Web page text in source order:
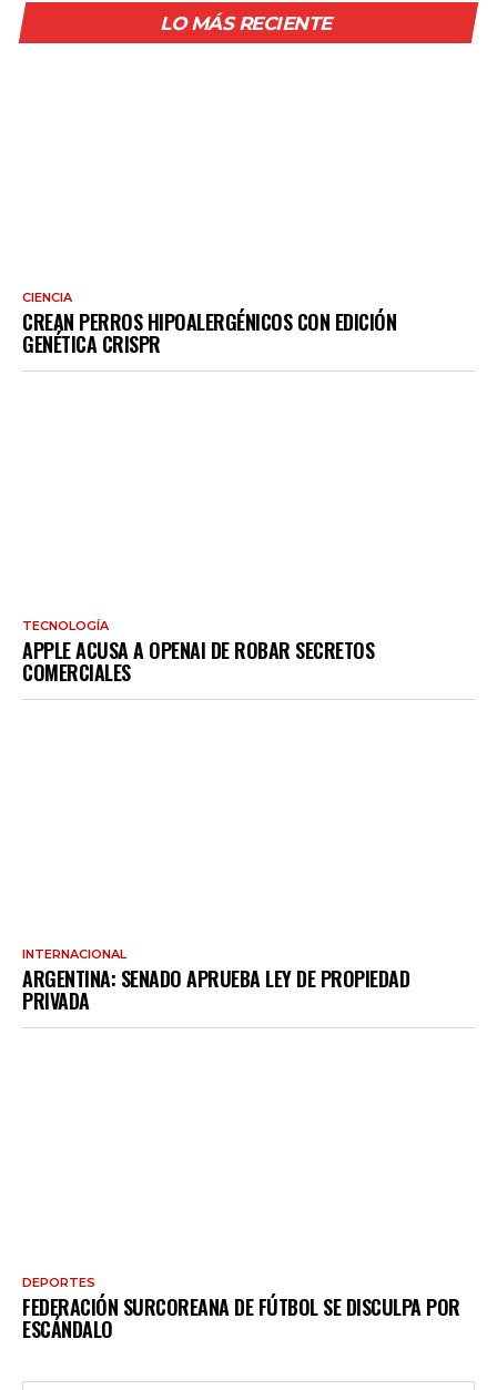
LO MÁS RECIENTE
CIENCIA
CREAN PERROS HIPOALERGÉNICOS CON EDICIÓN
GENÉTICA CRISPR
TECNOLOGÍA
APPLE ACUSA A OPENAI DE ROBAR SECRETOS
COMERCIALES
INTERNACIONAL
ARGENTINA: SENADO APRUEBA LEY DE PROPIEDAD
PRIVADA
DEPORTES
FEDERACIÓN SURCOREANA DE FÚTBOL SE DISCULPA POR
ESCÁNDALO